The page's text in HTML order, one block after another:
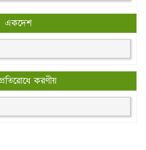
একদেশ
করণীয়